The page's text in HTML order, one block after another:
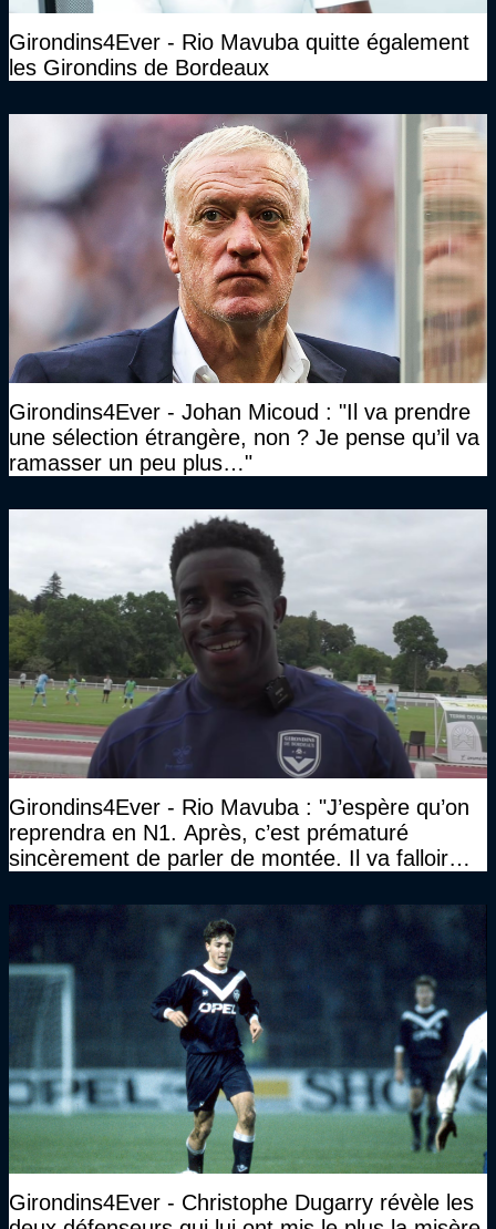
Girondins4Ever - Rio Mavuba quitte également
les Girondins de Bordeaux
Girondins4Ever - Johan Micoud : "Il va prendre
une sélection étrangère, non ? Je pense qu’il va
ramasser un peu plus…"
Girondins4Ever - Rio Mavuba : "J’espère qu’on
reprendra en N1. Après, c’est prématuré
sincèrement de parler de montée. Il va falloir
Girondins4Ever - Christophe Dugarry révèle les